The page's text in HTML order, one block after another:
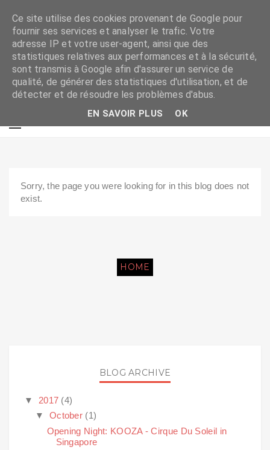
Sorry, the page you were looking for in this blog does not
exist.
HOME
BLOG ARCHIVE
▼ 2017 (4)
▼ October (1)
Opening Night: KOOZA - Cirque Du Soleil in
Singapore
Ce site utilise des cookies provenant de Google pour
fournir ses services et analyser le trafic. Votre
adresse IP et votre user-agent, ainsi que des
statistiques relatives aux performances et à la sécurité,
sont transmis à Google afin d'assurer un service de
qualité, de générer des statistiques d'utilisation, et de
détecter et de résoudre les problèmes d'abus.
EN SAVOIR PLUS OK